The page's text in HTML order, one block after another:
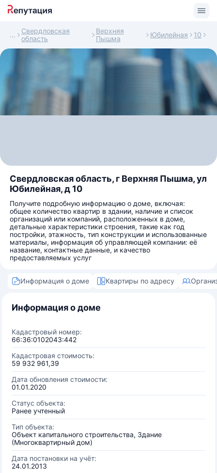
Свердловская
область
Верхняя
Пышма
Юбилейная 10
Свердловская область, г Верхняя Пышма, ул
Юбилейная, д 10
Получите подробную информацию о доме, включая:
общее количество квартир в здании, наличие и список
организаций или компаний, расположенных в доме,
детальные характеристики строения, такие как год
постройки, этажность, тип конструкции и использованные
материалы, информация об управляющей компании: её
название, контактные данные, и качество
предоставляемых услуг
Информация о доме Квартиры по адресу
Информация о доме
Кадастровый номер:
66:36:0102043:442
Кадастровая стоимость:
59 932 961,39
Дата обновления стоимости:
01.01.2020
Статус объекта:
Ранее учтенный
Тип объекта:
Объект капитального строительства, Здание
(Многоквартирный дом)
Дата постановки на учёт:
24.01.2013